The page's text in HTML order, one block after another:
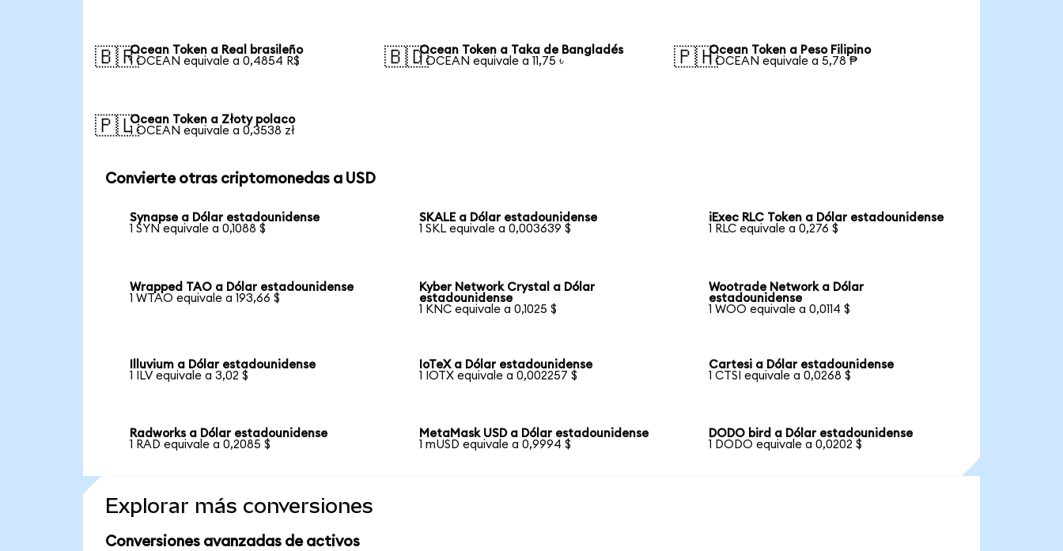
🇧🇷Ocean Token a Real brasileño
1 OCEAN equivale a 0,4854 R$
🇧🇩Ocean Token a Taka de Bangladés
1 OCEAN equivale a 11,75 ৳
🇵🇭Ocean Token a Peso Filipino
1 OCEAN equivale a 5,78 ₱
🇵🇱Ocean Token a Złoty polaco
1 OCEAN equivale a 0,3538 zł
Convierte otras criptomonedas a USD
Synapse a Dólar estadounidense
1 SYN equivale a 0,1088 $
SKALE a Dólar estadounidense
1 SKL equivale a 0,003639 $
iExec RLC Token a Dólar estadounidense
1 RLC equivale a 0,276 $
Wrapped TAO a Dólar estadounidense
1 WTAO equivale a 193,66 $
Kyber Network Crystal a Dólar
estadounidense
1 KNC equivale a 0,1025 $
Wootrade Network a Dólar
estadounidense
1 WOO equivale a 0,0114 $
Illuvium a Dólar estadounidense
1 ILV equivale a 3,02 $
IoTeX a Dólar estadounidense
1 IOTX equivale a 0,002257 $
Cartesi a Dólar estadounidense
1 CTSI equivale a 0,0268 $
Radworks a Dólar estadounidense
1 RAD equivale a 0,2085 $
MetaMask USD a Dólar estadounidense
1 mUSD equivale a 0,9994 $
DODO bird a Dólar estadounidense
1 DODO equivale a 0,0202 $
Explorar más conversiones
Conversiones avanzadas de activos